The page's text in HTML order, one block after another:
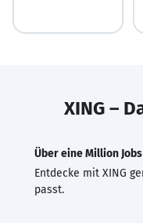
XING –
Über eine Million Jobs
Entdecke mit XING
passt.